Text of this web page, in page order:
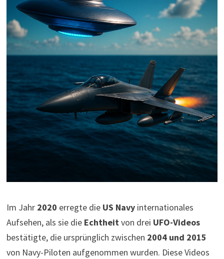
Im Jahr 2020 erregte die US Navy internationales
Aufsehen, als sie die Echtheitvon drei UFO-Videos
bestätigte, die ursprünglich zwischen 2004 und 2015
von Navy-Piloten aufgenommen wurden. Diese Videos